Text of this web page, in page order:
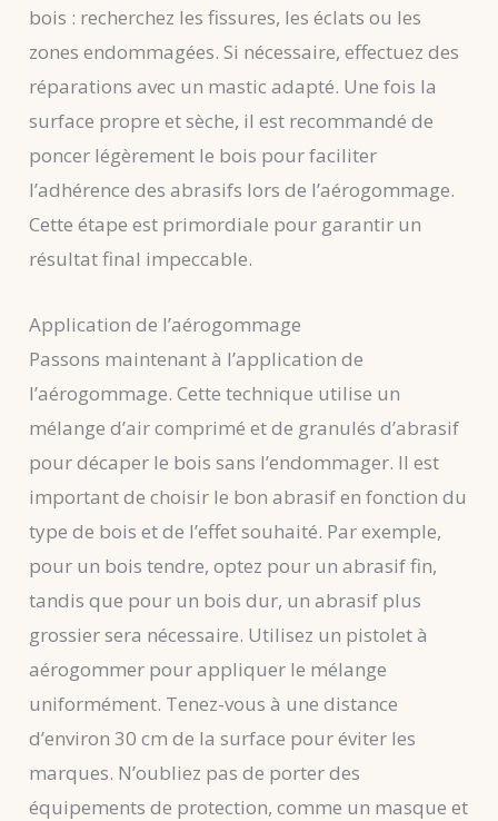
bois : recherchez les fissures, les éclats ou les
zones endommagées. Si nécessaire, effectuez des
réparations avec un mastic adapté. Une fois la
surface propre et sèche, il est recommandé de
poncer légèrement le bois pour faciliter
l’adhérence des abrasifs lors de l’aérogommage.
Cette étape est primordiale pour garantir un
résultat final impeccable.
Application de l’aérogommage
Passons maintenant à l’application de
l’aérogommage. Cette technique utilise un
mélange d’air comprimé et de granulés d’abrasif
pour décaper le bois sans l’endommager. Il est
important de choisir le bon abrasif en fonction du
type de bois et de l’effet souhaité. Par exemple,
pour un bois tendre, optez pour un abrasif fin,
tandis que pour un bois dur, un abrasif plus
grossier sera nécessaire. Utilisez un pistolet à
aérogommer pour appliquer le mélange
uniformément. Tenez-vous à une distance
d’environ 30 cm de la surface pour éviter les
marques. N’oubliez pas de porter des
équipements de protection, comme un masque et